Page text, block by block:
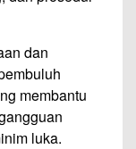
dan
membantu
luka.